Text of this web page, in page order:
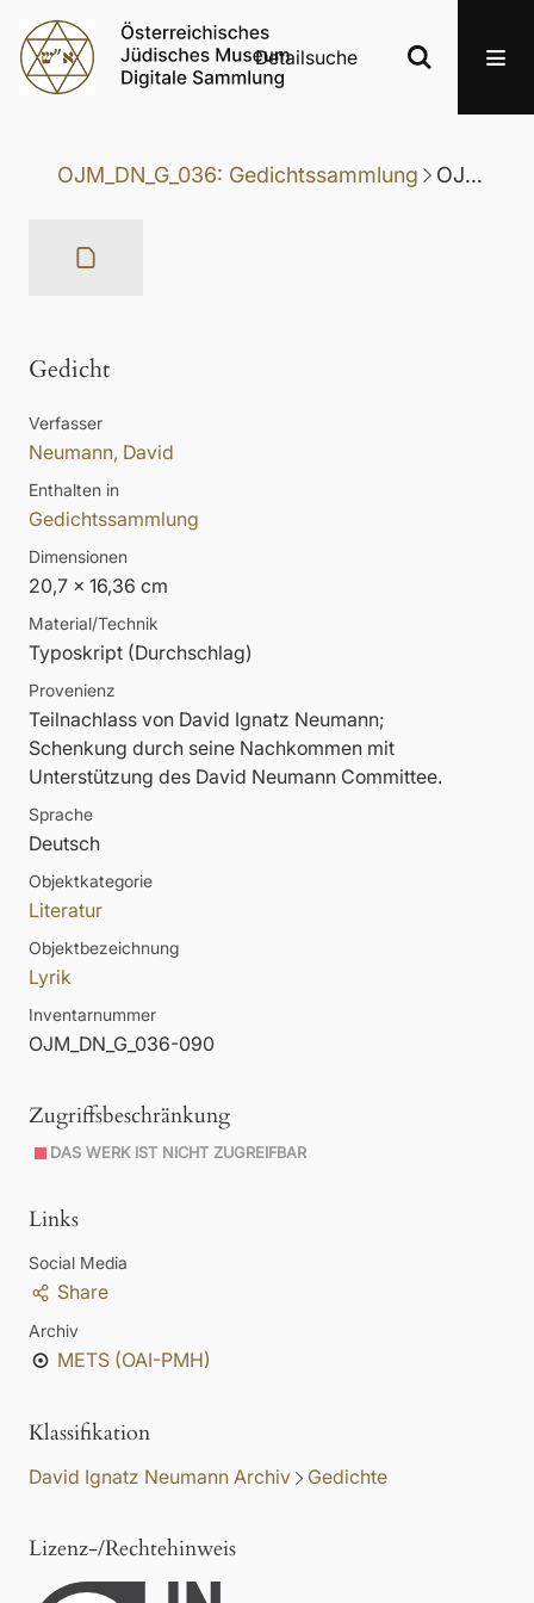
Detailsuche
OJM_DN_G_036: Gedichtssammlung OJM_DN_G_036-090: Gedicht
Gedicht
Verfasser
Neumann, David
Enthalten in
Gedichtssammlung
Dimensionen
20,7 x 16,36 cm
Material/Technik
Typoskript (Durchschlag)
Provenienz
Teilnachlass von David Ignatz Neumann;
Schenkung durch seine Nachkommen mit
Unterstützung des David Neumann Committee.
Sprache
Deutsch
Objektkategorie
Literatur
Objektbezeichnung
Lyrik
Inventarnummer
OJM_DN_G_036-090
Zugriffsbeschränkung
DAS WERK IST NICHT ZUGREIFBAR
Links
Social Media
Share
Archiv
METS (OAI-PMH)
Klassifikation
David Ignatz Neumann Archiv Gedichte
Lizenz-/Rechtehinweis